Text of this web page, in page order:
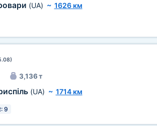
(UA) ~ 1626 км
3,136 т
(UA) ~ 1714 км
9